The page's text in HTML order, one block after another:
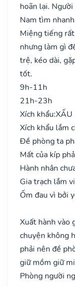
hoãn lại.
Nam tìm
Miệng tiếng
nhưng làm gì
trệ, kéo dài,
tốt.
9h-11h
21h-23h
Xích khẩu:XẤU
Xích khẩu lắm
Đề phòng ta
Mất của kíp
Hành nhân
Gia trạch lắm
Ốm đau vì bởi
Xuất hành vào
chuyện không
phải nên đề
giữ mồm giữ
Phòng người